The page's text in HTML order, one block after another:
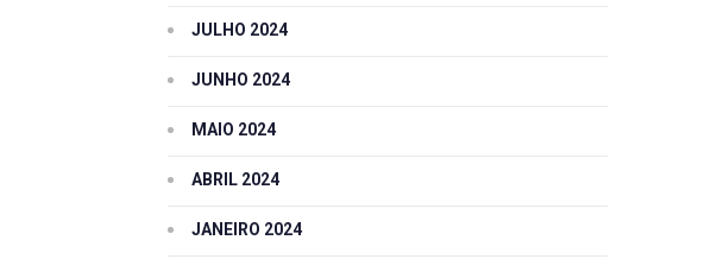
JULHO 2024
JUNHO 2024
MAIO 2024
ABRIL 2024
JANEIRO 2024